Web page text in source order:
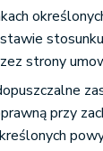
strony
przy